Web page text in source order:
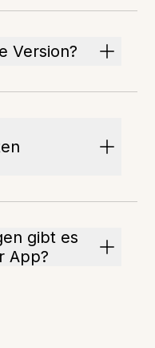
Version?
gibt es
App?